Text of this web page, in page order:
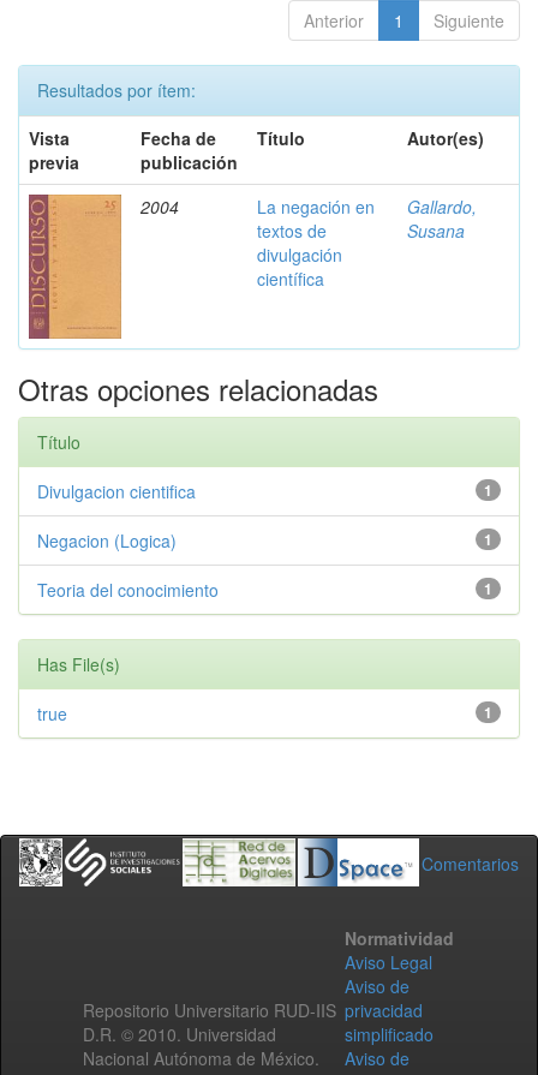
Anterior 1 Siguiente
Resultados por ítem:
Vista
previa
Fecha de
publicación
Título Autor(es)
2004
La negación en
textos de
divulgación
científica
Gallardo,
Susana
Otras opciones relacionadas
Título
1
Divulgacion cientifica
1
Negacion (Logica)
1
Teoria del conocimiento
Has File(s)
1
true
Comentarios
Repositorio Universitario RUD-IIS
D.R. © 2010. Universidad
Nacional Autónoma de México.
Normatividad
Aviso Legal
Aviso de
privacidad
simplificado
Aviso de